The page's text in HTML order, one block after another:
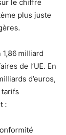
le chiffre
plus juste
milliard
de l’UE. En
d’euros,
tarifs
: